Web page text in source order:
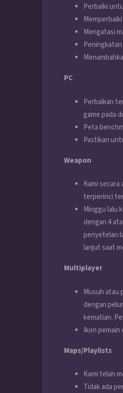
Perbaiki
Mengatasi
PC
Perbaikan
game pada
Peta
Pastikan
Weapon
Kami
terperinci
Minggu lalu
dengan 4
penyetelan
lanjut saat
Multiplayer
Musuh atau
dengan
kematian.
Ikon pemain
Maps/Playlists
Kami telah
Tidak ada